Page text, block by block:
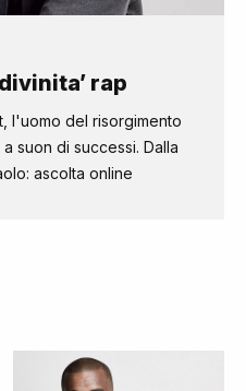
rap
l'uomo del risorgimento
suon di successi. Dalla
ascolta online